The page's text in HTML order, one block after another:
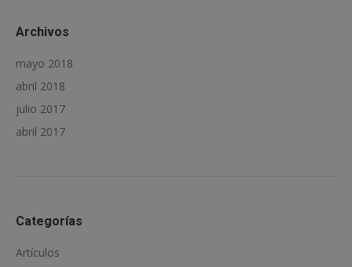
Archivos
mayo 2018
abril 2018
julio 2017
abril 2017
Categorías
Artículos